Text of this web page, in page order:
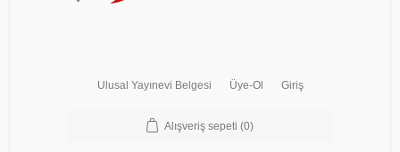
Ulusal Yayınevi Belgesi Üye-Ol Giriş
Alışveriş sepeti (0)